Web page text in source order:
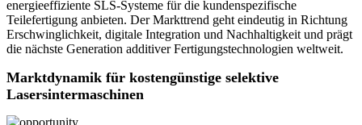
energieeffiziente SLS-Systeme für die kundenspezifische
Teilefertigung anbieten. Der Markttrend geht eindeutig in Richtung
Erschwinglichkeit, digitale Integration und Nachhaltigkeit und prägt
die nächste Generation additiver Fertigungstechnologien weltweit.
Marktdynamik für kostengünstige selektive
Lasersintermaschinen